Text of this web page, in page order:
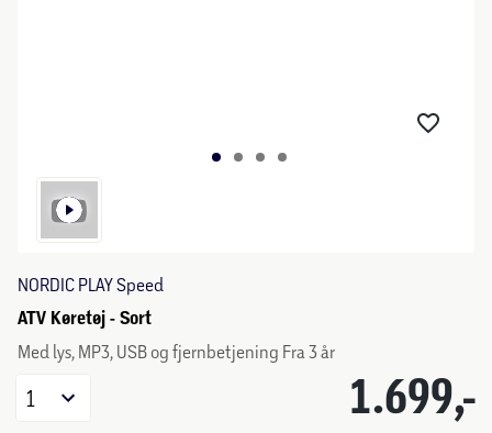
NORDIC PLAY Speed
ATV Køretøj - Sort
Med lys, MP3, USB og fjernbetjening Fra 3 år
1.699,-
1